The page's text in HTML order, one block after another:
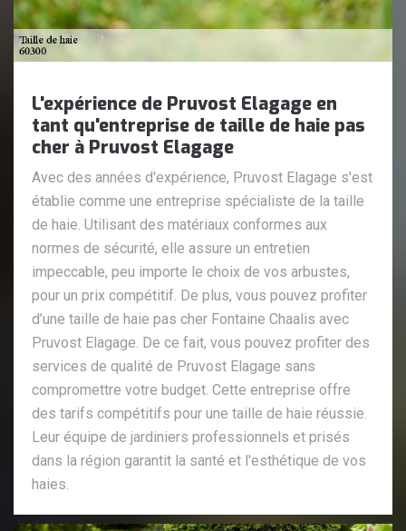
L'expérience de Pruvost Elagage en
tant qu'entreprise de taille de haie pas
cher à Pruvost Elagage
Avec des années d'expérience, Pruvost Elagage s'est
établie comme une entreprise spécialiste de la taille
de haie. Utilisant des matériaux conformes aux
normes de sécurité, elle assure un entretien
impeccable, peu importe le choix de vos arbustes,
pour un prix compétitif. De plus, vous pouvez profiter
d’une taille de haie pas cher Fontaine Chaalis avec
Pruvost Elagage. De ce fait, vous pouvez profiter des
services de qualité de Pruvost Elagage sans
compromettre votre budget. Cette entreprise offre
des tarifs compétitifs pour une taille de haie réussie.
Leur équipe de jardiniers professionnels et prisés
dans la région garantit la santé et l'esthétique de vos
haies.